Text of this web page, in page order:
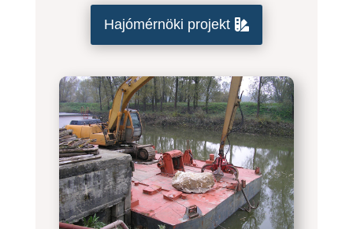
Hajómérnöki projekt